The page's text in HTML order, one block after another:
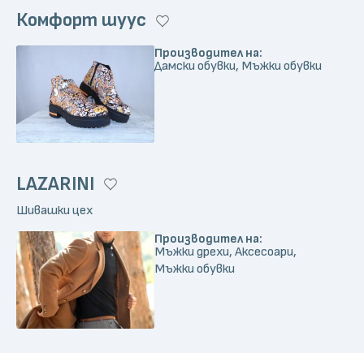
Комфорт шуус
Производител на:
Дамски обувки, Мъжки обувки
LAZARINI
Шивашки цех
Производител на:
Мъжки дрехи, Аксесоари,
Мъжки обувки